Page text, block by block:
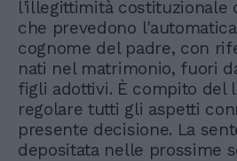
l'illegittimità costituzionale
che prevedono
cognome del padre, con
nati nel matrimonio, fuori
figli adottivi. È compito del
regolare tutti gli aspetti
presente decisione. La
depositata nelle prossime